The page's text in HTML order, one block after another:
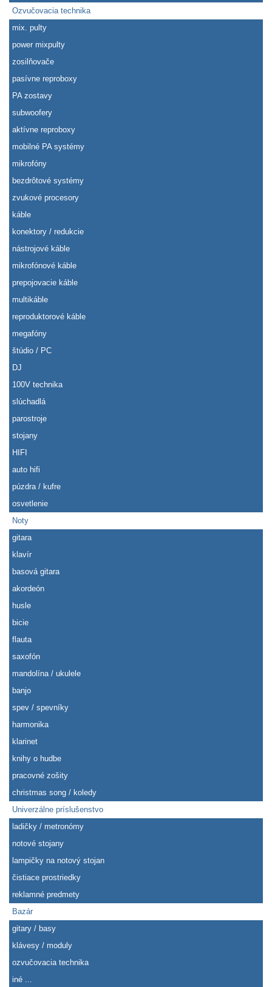
Ozvučovacia technika
mix. pulty
power mixpulty
zosilňovače
pasívne reproboxy
PA zostavy
subwoofery
aktívne reproboxy
mobilné PA systémy
mikrofóny
bezdrôtové systémy
zvukové procesory
káble
konektory / redukcie
nástrojové káble
mikrofónové káble
prepojovacie káble
multikáble
reproduktorové káble
megafóny
štúdio / PC
DJ
100V technika
slúchadlá
parostroje
stojany
HIFI
auto hifi
púzdra / kufre
osvetlenie
Noty
gitara
klavír
basová gitara
akordeón
husle
bicie
flauta
saxofón
mandolína / ukulele
banjo
spev / spevníky
harmonika
klarinet
knihy o hudbe
pracovné zošity
christmas song / koledy
Univerzálne príslušenstvo
ladičky / metronómy
notové stojany
lampičky na notový stojan
čistiace prostriedky
reklamné predmety
Bazár
gitary / basy
klávesy / moduly
ozvučovacia technika
iné ...